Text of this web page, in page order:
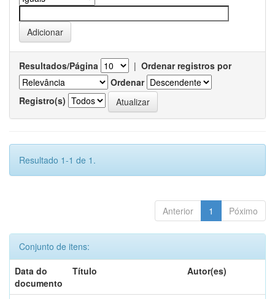
Resultados/Página | Ordenar registros por
Ordenar
Registro(s)
Resultado 1-1 de 1.
Anterior 1 Póximo
Conjunto de itens:
Data do
documento
Título Autor(es)